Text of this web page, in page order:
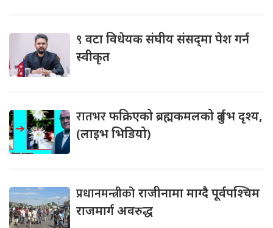
९ वटा विधेयक संघीय संसद्‌मा पेश गर्न
स्वीकृत
रातभरफक्रिएको ब्रह्मकमलको दुर्लभ दृश्य,
(लाइभ भिडियो)
प्रधानमन्त्रीकोराजीनामा माग्दै पूर्वपश्चिम
राजमार्ग अवरुद्ध